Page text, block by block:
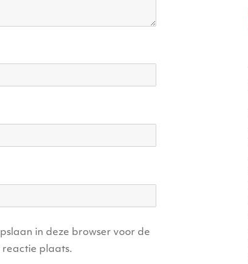
in deze browser voor de
reactie plaats.